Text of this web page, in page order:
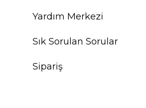
Yardım Merkezi
Sık Sorulan Sorular
Sipariş